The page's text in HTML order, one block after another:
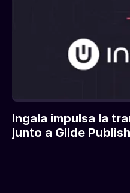
Ingala impulsa la
junto a Glide